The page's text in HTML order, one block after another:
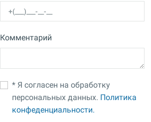
Комментарий
* Я согласен на обработку
персональных данных. Политика
конфеденциальности.